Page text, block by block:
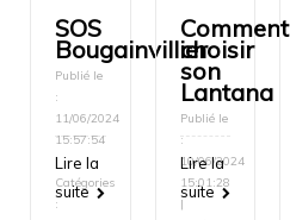
SOS
Bougainvillier
Publié le
:
11/06/2024
15:57:54
|
Catégories
:
Lire la
suite
Comment
choisir
son
Lantana
Publié le
:
10/06/2024
15:01:28
|
Lire la
suite